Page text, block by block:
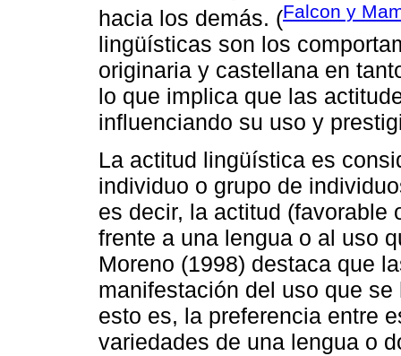
hacia los demás. (Falcon y
lingüísticas son los
originaria y castellana en
lo que implica que las
influenciando su uso y
La actitud lingüística es
individuo o grupo de
es decir, la actitud (favorable
frente a una lengua o al uso
Moreno (1998) destaca que
manifestación del uso que
esto es, la preferencia entre
variedades de una lengua o